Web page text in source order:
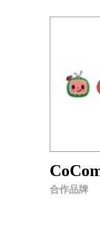
合作品牌